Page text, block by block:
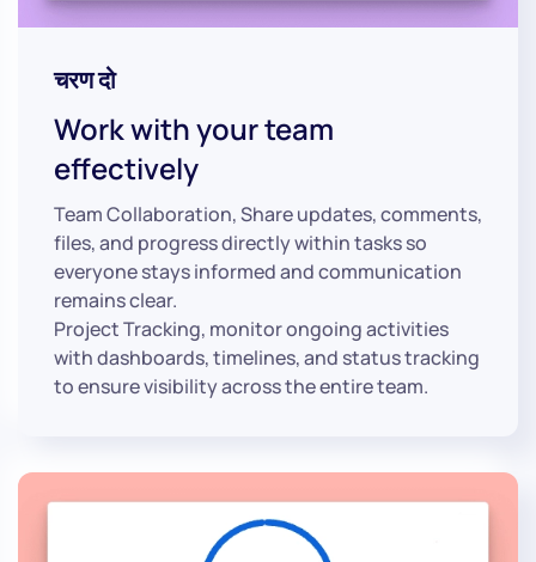
चरण दो
Work with your team
effectively
Team Collaboration, Share updates, comments,
files, and progress directly within tasks so
everyone stays informed and communication
remains clear.
Project Tracking, monitor ongoing activities
with dashboards, timelines, and status tracking
to ensure visibility across the entire team.